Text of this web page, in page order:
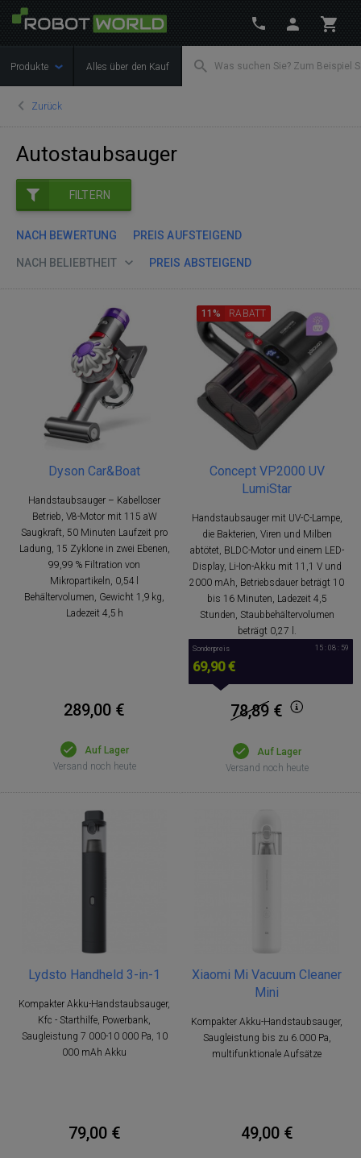
Produkte Alles über den Kauf
Zurück
Autostaubsauger
FILTERN
NACH BEWERTUNG PREIS AUFSTEIGEND
NACH BELIEBTHEIT PREIS ABSTEIGEND
Dyson Car&Boat
Handstaubsauger – Kabelloser
Betrieb, V8-Motor mit 115 aW
Saugkraft, 50 Minuten Laufzeit pro
Ladung, 15 Zyklone in zwei Ebenen,
99,99 % Filtration von
Mikropartikeln, 0,54 l
Behältervolumen, Gewicht 1,9 kg,
Ladezeit 4,5 h
289,00 €
Auf Lager
Versand noch heute
Concept VP2000 UV
LumiStar
Handstaubsauger mit UV-C-Lampe,
die Bakterien, Viren und Milben
abtötet, BLDC-Motor und einem LED-
Display, Li-Ion-Akku mit 11,1 V und
2000 mAh, Betriebsdauer beträgt 10
bis 16 Minuten, Ladezeit 4,5
Stunden, Staubbehältervolumen
beträgt 0,27 l.
11% RABATT
Sonderpreis
69,90 €
15 : 08 : 59
78,89€
Auf Lager
Versand noch heute
Lydsto Handheld 3-in-1
Kompakter Akku-Handstaubsauger,
Kfc - Starthilfe, Powerbank,
Saugleistung 7 000-10 000 Pa, 10
000 mAh Akku
79,00 €
Xiaomi Mi Vacuum Cleaner
Mini
Kompakter Akku-Handstaubsauger,
Saugleistung bis zu 6.000 Pa,
multifunktionale Aufsätze
49,00 €